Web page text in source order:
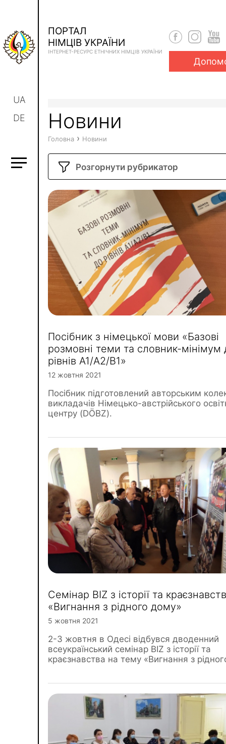
UA
DE
ПОРТАЛ
НІМЦІВ УКРАЇНИ
ІНТЕРНЕТ-РЕСУРС ЕТНІЧНИХ НІМЦІВ УКРАЇНИ
Новини
Головна › Новини
Розгорнути рубрикатор
Посібник з німецької мови «Базові
розмовні теми та словник-мінімум
рівнів А1/А2/В1»
12 жовтня 2021
Посібник підготовлений авторським
викладачів Німецько-австрійського
центру (DÖBZ).
Семінар BIZ з історії та
«Вигнання з рідного дому»
5 жовтня 2021
2-3 жовтня в Одесі відбувся дводенний
всеукраїнський семінар BIZ з історії та
краєзнавства на тему «Вигнання з